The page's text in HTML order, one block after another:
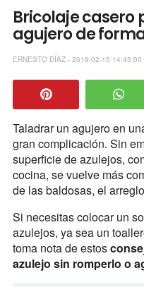
Bricolaje
agujero de
ERNESTO DÍAZ - 2019-02-15 14:45:00
Taladrar un agujero en
gran complicación. Sin
superficie de azulejos,
cocina, se vuelve más
de las baldosas, el
Si necesitas colocar un
azulejos, ya sea un
toma nota de estos
azulejo sin romperlo o